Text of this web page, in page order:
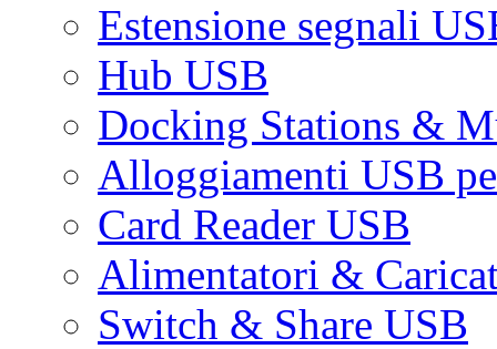
Estensione segnali
Hub USB
Docking Stations &
Alloggiamenti USB
Card Reader USB
Alimentatori &
Switch & Share USB